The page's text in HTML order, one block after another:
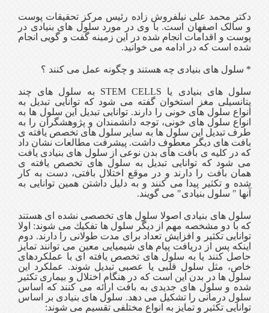
دكتر محمد علی نیلفروش زاده رئیس مركز تحقیقات پوست
و سالک اصفهان است. با وی در مورد سلول های بنیادی در
پوست و اقدامات انجام شده در این زمینه گفت و گویی انجام
شده است كه در ادامه می خوانید.
* سلول های بنیادی چه هستند و چگونه عمل می كنند ؟
سلول های بنیادی یا STEM CELLS به سلول های چند
پتانسیلی مغز استخوان گفته می شود كه توانایی تبدیل به
انواع سلول های خونی را دارند. توانایی تبدیل این سلول ها به
انواع سلول های خونی، توجه دانشمندان و پژوهشگران را به
طرف تبدیل این سلول ها به سایر سلول های تخصص یافته ی
بافت های دیگر معطوف داشت. پیشرفت مطالعات نشان داد
كه در كلیه ی بافت های بدن نوعی از سلول های بنیادی یافت
می شود كه توانایی تبدیل به سلول های تخصص یافته ی
همان بافت را دارند و در موقع اختلال بافتی، دست به كار
شده و تكثیر پیدا می كنند و به دلیل داشتن همین توانایی به
آنها " سلول بنیادی" می گویند.
سلول های بنیادی اصولا سلول های تخصصی نشده ای هستند
كه با دو مشخصه مهم از دیگر سلول ها تفكیك می شوند: اولا
توانایی تكثیر و افزایش تعداد برای مدت طولانی را دارند. دوم
اینکه پس از دریافت پیام های شیمیایی معین می توانند تمایز
حاصل كنند یا به سلول های تخصص یافته ای با عملكردهای
خاص، مثل سلول قلبی یا عصبی تبدیل شوند. عملكرد این
سلول ها در بدن این است كه در هنگام اختلال و بیماری تكثیر
شده و سلول های جدیدی به بافت ارائه می كنند كه اساس
سلول درمانی را تشكیل می دهد. سلول های بنیادی بر اساس
توانایی تكثیر و تمایز به انواع مختلفی تقسیم می شوند: